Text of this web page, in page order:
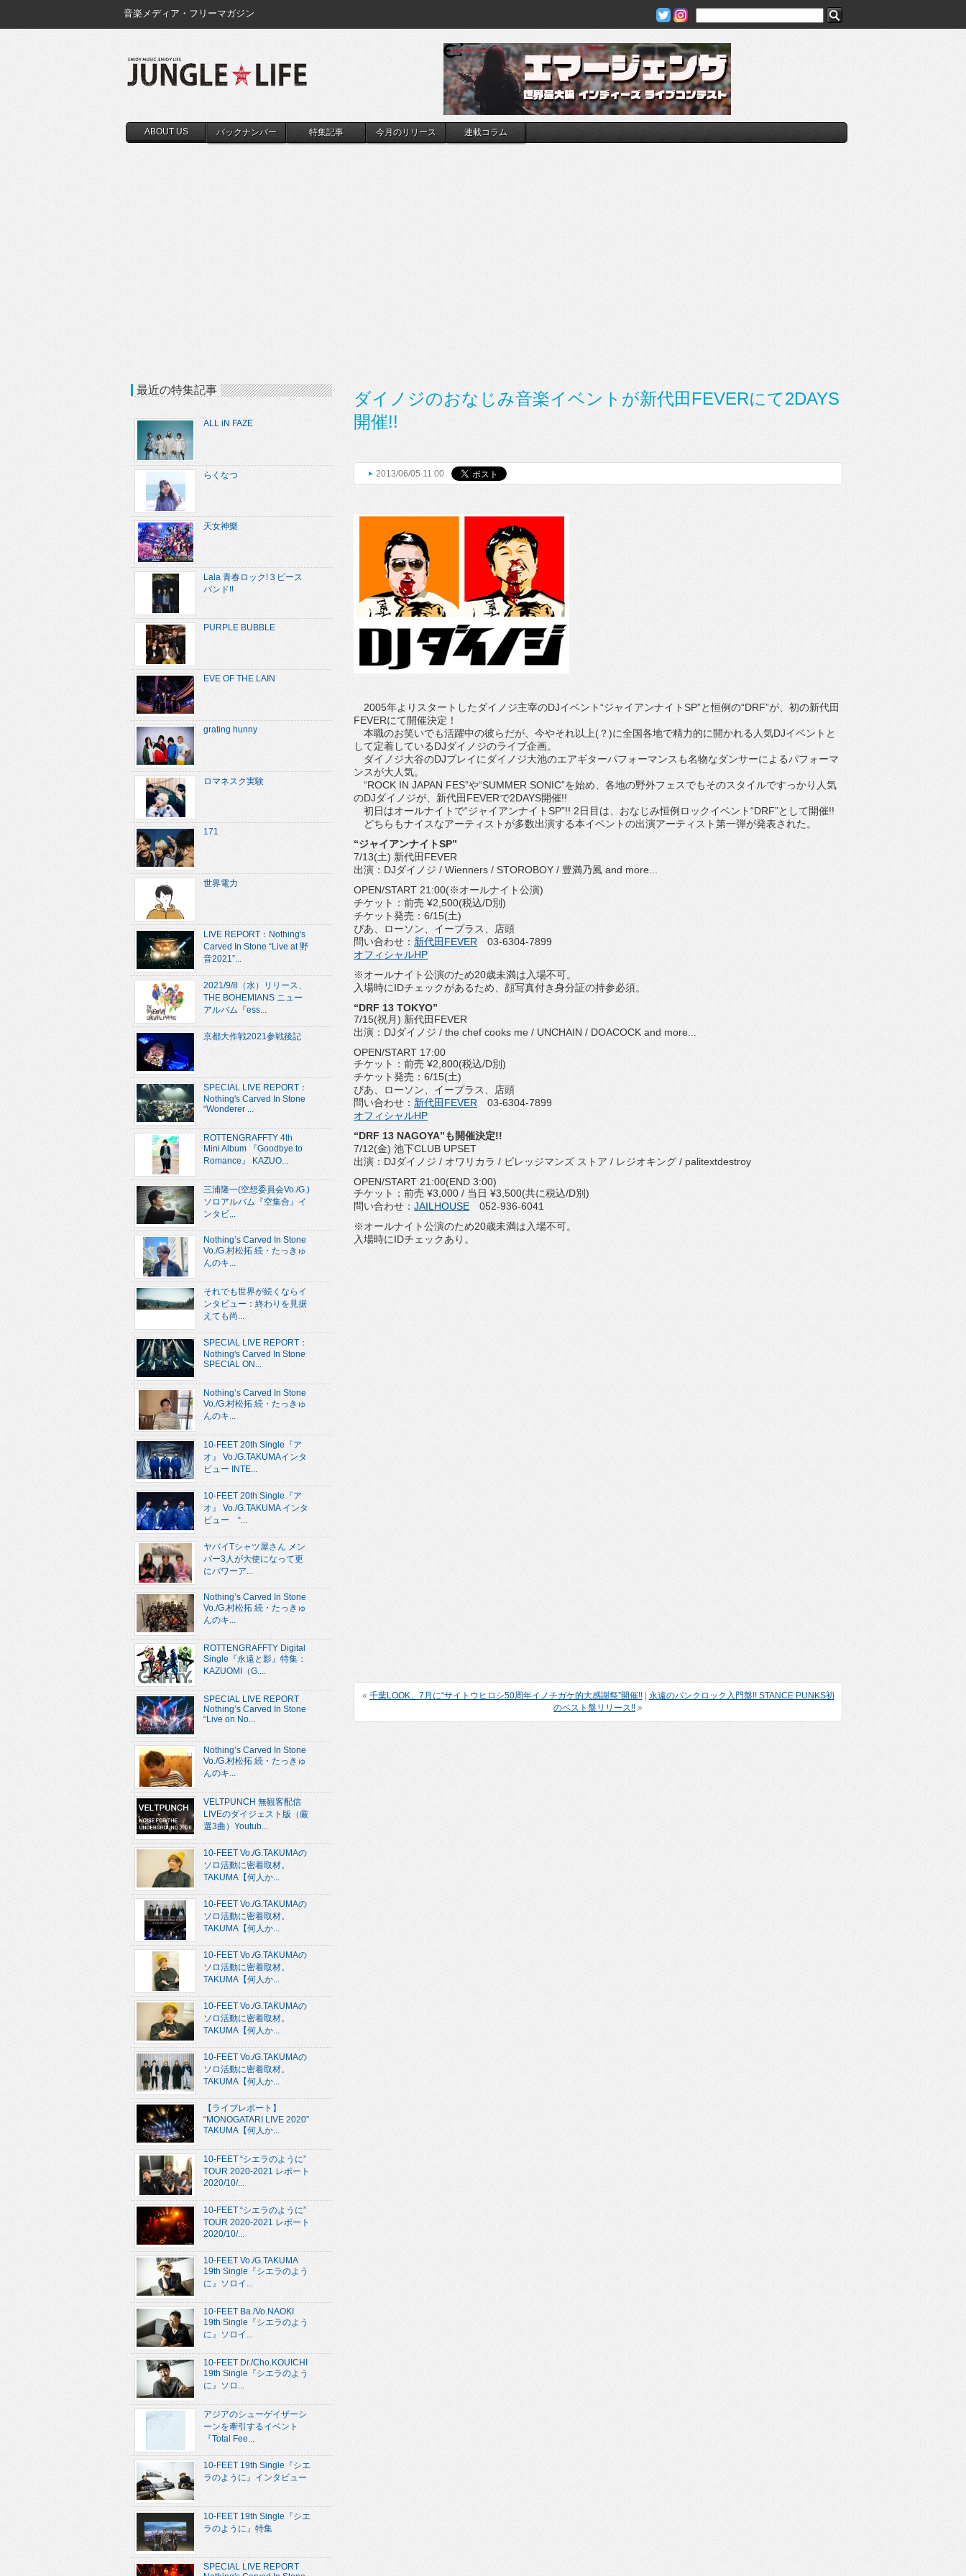
音楽メディア・フリーマガジン
ABOUT US バックナンバー 特集記事 今月のリリース 連載コラム
ダイノジのおなじみ音楽イベントが新代田FEVERにて2DAYS
開催!!
2013/06/05 11:00
2005年よりスタートしたダイノジ主宰のDJイベント“ジャイアンナイトSP”と恒例の“DRF”が、初の新代田
FEVERにて開催決定！
本職のお笑いでも活躍中の彼らだが、今やそれ以上(？)に全国各地で精力的に開かれる人気DJイベントと
して定着しているDJダイノジのライブ企画。
ダイノジ大谷のDJプレイにダイノジ大池のエアギターパフォーマンスも名物なダンサーによるパフォーマ
ンスが大人気。
“ROCK IN JAPAN FES”や“SUMMER SONIC”を始め、各地の野外フェスでもそのスタイルですっかり人気
のDJダイノジが、新代田FEVERで2DAYS開催!!
初日はオールナイトで“ジャイアンナイトSP”!! 2日目は、おなじみ恒例ロックイベント“DRF”として開催!!
どちらもナイスなアーティストが多数出演する本イベントの出演アーティスト第一弾が発表された。
“ジャイアンナイトSP”
7/13(土) 新代田FEVER
出演：DJダイノジ / Wienners / STOROBOY / 豊満乃風 and more...
OPEN/START 21:00(※オールナイト公演)
チケット：前売 ¥2,500(税込/D別)
チケット発売：6/15(土)
ぴあ、ローソン、イープラス、店頭
問い合わせ： 新代田FEVER 03-6304-7899
オフィシャルHP
※オールナイト公演のため20歳未満は入場不可。
入場時にIDチェックがあるため、顔写真付き身分証の持参必須。
“DRF 13 TOKYO”
7/15(祝月) 新代田FEVER
出演：DJダイノジ / the chef cooks me / UNCHAIN / DOACOCK and more...
OPEN/START 17:00
チケット：前売 ¥2,800(税込/D別)
チケット発売：6/15(土)
ぴあ、ローソン、イープラス、店頭
問い合わせ： 新代田FEVER 03-6304-7899
オフィシャルHP
“DRF 13 NAGOYA”も開催決定!!
7/12(金) 池下CLUB UPSET
出演：DJダイノジ / オワリカラ / ビレッジマンズ ストア / レジオキング / palitextdestroy
OPEN/START 21:00(END 3:00)
チケット：前売 ¥3,000 / 当日 ¥3,500(共に税込/D別)
問い合わせ： JAILHOUSE 052-936-6041
※オールナイト公演のため20歳未満は入場不可。
入場時にIDチェックあり。
« 千葉LOOK、7月に“サイトウヒロシ50周年イノチガケ的大感謝祭”開催!!| 永遠のパンクロック入門盤!! STANCE PUNKS初
のベスト盤リリース!! »
最近の特集記事
ALL iN FAZE
らくなつ
天女神樂
Lala 青春ロック!３ピース
バンド!!
PURPLE BUBBLE
EVE OF THE LAIN
grating hunny
ロマネスク実験
171
世界電力
LIVE REPORT：Nothing's
Carved In Stone “Live at 野
音2021”...
2021/9/8（水）リリース、
THE BOHEMIANS ニュー
アルバム『ess...
京都大作戦2021参戦後記
SPECIAL LIVE REPORT：
Nothing's Carved In Stone
“Wonderer ...
ROTTENGRAFFTY 4th
Mini Album 『Goodbye to
Romance』 KAZUO...
三浦隆一(空想委員会Vo./G.)
ソロアルバム『空集合』イ
ンタビ...
Nothing’s Carved In Stone
Vo./G.村松拓 続・たっきゅ
んのキ...
それでも世界が続くならイ
ンタビュー：終わりを見据
えても尚...
SPECIAL LIVE REPORT：
Nothing's Carved In Stone
SPECIAL ON...
Nothing’s Carved In Stone
Vo./G.村松拓 続・たっきゅ
んのキ...
10-FEET 20th Single『ア
オ』 Vo./G.TAKUMAインタ
ビュー INTE...
10-FEET 20th Single『ア
オ』 Vo./G.TAKUMA インタ
ビュー “...
ヤバイTシャツ屋さん メン
バー3人が大使になって更
にパワーア...
Nothing’s Carved In Stone
Vo./G.村松拓 続・たっきゅ
んのキ...
ROTTENGRAFFTY Digital
Single『永遠と影』特集：
KAZUOMI（G....
SPECIAL LIVE REPORT
Nothing’s Carved In Stone
“Live on No...
Nothing’s Carved In Stone
Vo./G.村松拓 続・たっきゅ
んのキ...
VELTPUNCH 無観客配信
LIVEのダイジェスト版（厳
選3曲）Youtub...
10-FEET Vo./G.TAKUMAの
ソロ活動に密着取材。
TAKUMA【何人か...
10-FEET Vo./G.TAKUMAの
ソロ活動に密着取材。
TAKUMA【何人か...
10-FEET Vo./G.TAKUMAの
ソロ活動に密着取材。
TAKUMA【何人か...
10-FEET Vo./G.TAKUMAの
ソロ活動に密着取材。
TAKUMA【何人か...
10-FEET Vo./G.TAKUMAの
ソロ活動に密着取材。
TAKUMA【何人か...
【ライブレポート】
“MONOGATARI LIVE 2020”
TAKUMA【何人か...
10-FEET “シエラのように”
TOUR 2020-2021 レポート
2020/10/...
10-FEET “シエラのように”
TOUR 2020-2021 レポート
2020/10/...
10-FEET Vo./G.TAKUMA
19th Single『シエラのよう
に』ソロイ...
10-FEET Ba./Vo.NAOKI
19th Single『シエラのよう
に』ソロイ...
10-FEET Dr./Cho.KOUICHI
19th Single『シエラのよう
に』ソロ...
アジアのシューゲイザーシ
ーンを牽引するイベント
『Total Fee...
10-FEET 19th Single『シエ
ラのように』インタビュー
10-FEET 19th Single『シエ
ラのように』特集
SPECIAL LIVE REPORT